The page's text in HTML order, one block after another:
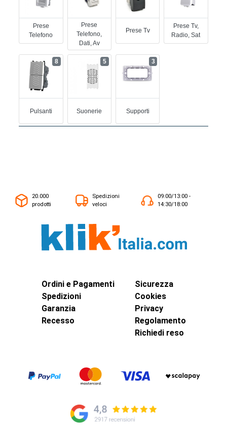
Prese
Telefono
Prese
Telefono,
Dati, Av
Prese Tv
Prese Tv,
Radio, Sat
Pulsanti
8
Suonerie
5
Supporti
3
20.000
prodotti
Spedizioni
veloci
09:00/13:00 -
14:30/18:00
Ordini e Pagamenti
Spedizioni
Garanzia
Recesso
Sicurezza
Cookies
Privacy
Regolamento
Richiedi reso